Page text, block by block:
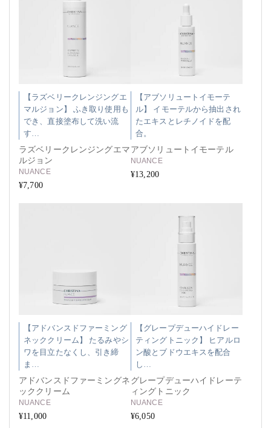
【ラズベリークレンジングエ
マルジョン】 ふき取り使用も
でき、直接塗布して洗い流
す…
ラズベリークレンジングエマ
ルジョン
NUANCE
¥7,700
【アブソリュートイモーテ
ル】 イモーテルから抽出され
たエキスとレチノイドを配
合。
アブソリュートイモーテル
NUANCE
¥13,200
【アドバンスドファーミング
ネッククリーム】 たるみやシ
ワを目立たなくし、引き締
ま…
アドバンスドファーミングネ
ッククリーム
NUANCE
¥11,000
【グレープデューハイドレー
ティングトニック】 ヒアルロ
ン酸とブドウエキスを配合
し…
グレープデューハイドレーテ
ィングトニック
NUANCE
¥6,050